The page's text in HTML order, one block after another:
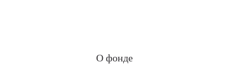
О фонде